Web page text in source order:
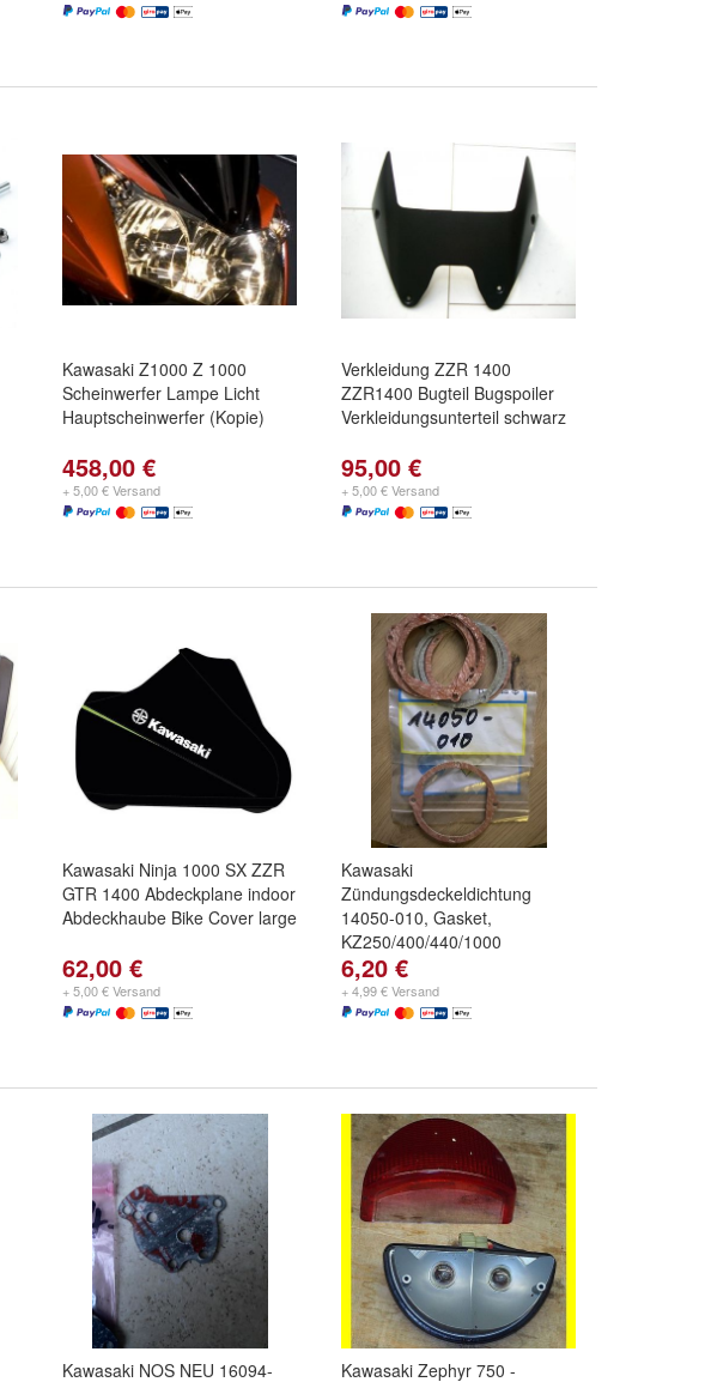
Kawasaki Z1000 Z 1000
Scheinwerfer Lampe Licht
Hauptscheinwerfer (Kopie)
458,00 €
+ 5,00 € Versand
Verkleidung ZZR 1400
ZZR1400 Bugteil Bugspoiler
Verkleidungsunterteil schwarz
95,00 €
+ 5,00 € Versand
Kawasaki Ninja 1000 SX ZZR
GTR 1400 Abdeckplane indoor
Abdeckhaube Bike Cover large
62,00 €
+ 5,00 € Versand
Kawasaki
Zündungsdeckeldichtung
14050-010, Gasket,
KZ250/400/440/1000
6,20 €
+ 4,99 € Versand
Kawasaki NOS NEU 16094- Kawasaki Zephyr 750 -